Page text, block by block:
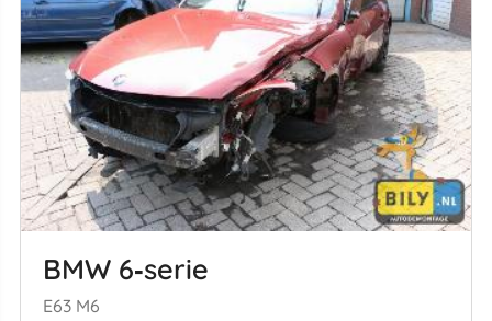
BMW 6‑serie
E63 M6